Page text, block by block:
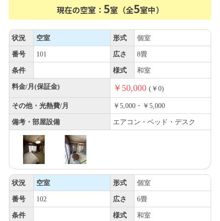
現在の空室： 5室（全5室中）
状況 空室 形式 個室
番号 101 広さ 8畳
条件 様式 和室
料金/月(保証金) ￥50,000 (￥0)
その他・光熱費/月 ￥5,000・￥5,000
備考・部屋設備 エアコン・ベッド・デスク
状況 空室 形式 個室
番号 102 広さ 6畳
条件 様式 和室